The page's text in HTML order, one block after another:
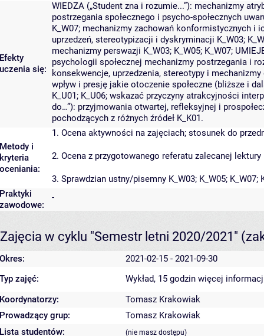
Efekty
uczenia się:
WIEDZA („Student zna i rozumie...”): mechanizmy
postrzegania społecznego i psycho-społecznych
K_W07; mechanizmy zachowań konformistycznych i
uprzedzeń, stereotypizacji i dyskryminacji K_W03;
mechanizmy perswazji K_W03; K_W05; K_W07;
psychologii społecznej mechanizmy postrzegania i
konsekwencje, uprzedzenia, stereotypy i
wpływ i presję jakie otoczenie społeczne (bliższe i
K_U01; K_U06; wskazać przyczyny atrakcyjności
do…”): przyjmowania otwartej, refleksyjnej i
pochodzących z różnych źródeł K_K01.
Metody i
kryteria
oceniania:
1. Ocena aktywności na zajęciach; stosunek do
2. Ocena z przygotowanego referatu zalecanej lektury
3. Sprawdzian ustny/pisemny K_W03; K_W05; K_W07;
Praktyki
zawodowe:
-
Zajęcia w cyklu "Semestr letni 2020/2021"
Okres:
2021-02-15 - 2021-09-30
Typ zajęć:
Wykład, 15 godzin więcej
Koordynatorzy:
Tomasz Krakowiak
Prowadzący grup:
Tomasz Krakowiak
Lista studentów:
(nie masz dostępu)